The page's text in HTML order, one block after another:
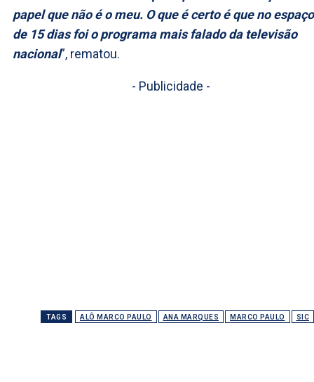
papel que não é o meu. O que é certo é que no espaço
de 15 dias foi o programa mais falado da televisão
nacional”, rematou.
- Publicidade -
TAGS ALÔ MARCO PAULO ANA MARQUES MARCO PAULO SIC